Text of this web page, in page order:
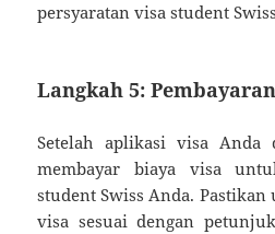
persyaratan visa student
Langkah 5:
Setelah aplikasi visa Anda
membayar biaya visa
student Swiss Anda.
visa sesuai dengan